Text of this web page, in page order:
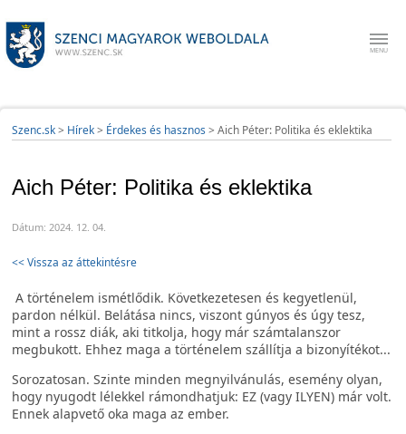
Szenc.sk> Hírek> Érdekes és hasznos > Aich Péter: Politika és eklektika
Aich Péter: Politika és eklektika
Dátum: 2024. 12. 04.
<< Vissza az áttekintésre
A történelem ismétlődik. Következetesen és kegyetlenül,
pardon nélkül. Belátása nincs, viszont gúnyos és úgy tesz,
mint a rossz diák, aki titkolja, hogy már számtalanszor
megbukott. Ehhez maga a történelem szállítja a bizonyítékot...
Sorozatosan. Szinte minden megnyilvánulás, esemény olyan,
hogy nyugodt lélekkel rámondhatjuk: EZ (vagy ILYEN) már volt.
Ennek alapvető oka maga az ember.